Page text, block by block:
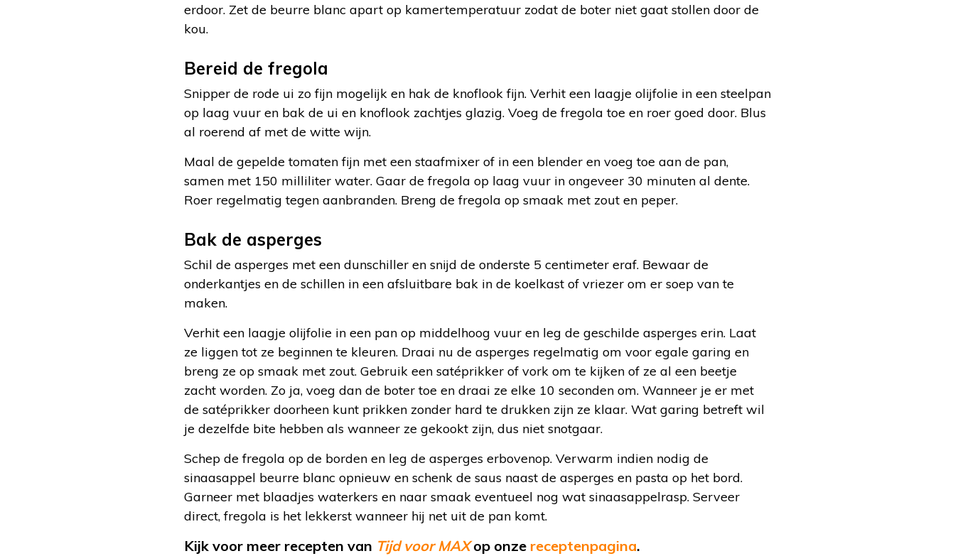
erdoor. Zet de beurre blanc apart op kamertemperatuur zodat de boter niet gaat stollen door de
kou.
Bereid de fregola
Snipper de rode ui zo fijn mogelijk en hak de knoflook fijn. Verhit een laagje olijfolie in een steelpan
op laag vuur en bak de ui en knoflook zachtjes glazig. Voeg de fregola toe en roer goed door. Blus
al roerend af met de witte wijn.
Maal de gepelde tomaten fijn met een staafmixer of in een blender en voeg toe aan de pan,
samen met 150 milliliter water. Gaar de fregola op laag vuur in ongeveer 30 minuten al dente.
Roer regelmatig tegen aanbranden. Breng de fregola op smaak met zout en peper.
Bak de asperges
Schil de asperges met een dunschiller en snijd de onderste 5 centimeter eraf. Bewaar de
onderkantjes en de schillen in een afsluitbare bak in de koelkast of vriezer om er soep van te
maken.
Verhit een laagje olijfolie in een pan op middelhoog vuur en leg de geschilde asperges erin. Laat
ze liggen tot ze beginnen te kleuren. Draai nu de asperges regelmatig om voor egale garing en
breng ze op smaak met zout. Gebruik een satéprikker of vork om te kijken of ze al een beetje
zacht worden. Zo ja, voeg dan de boter toe en draai ze elke 10 seconden om. Wanneer je er met
de satéprikker doorheen kunt prikken zonder hard te drukken zijn ze klaar. Wat garing betreft wil
je dezelfde bite hebben als wanneer ze gekookt zijn, dus niet snotgaar.
Schep de fregola op de borden en leg de asperges erbovenop. Verwarm indien nodig de
sinaasappel beurre blanc opnieuw en schenk de saus naast de asperges en pasta op het bord.
Garneer met blaadjes waterkers en naar smaak eventueel nog wat sinaasappelrasp. Serveer
direct, fregola is het lekkerst wanneer hij net uit de pan komt.
Kijk voor meer recepten van Tijd voor MAXop onze receptenpagina.